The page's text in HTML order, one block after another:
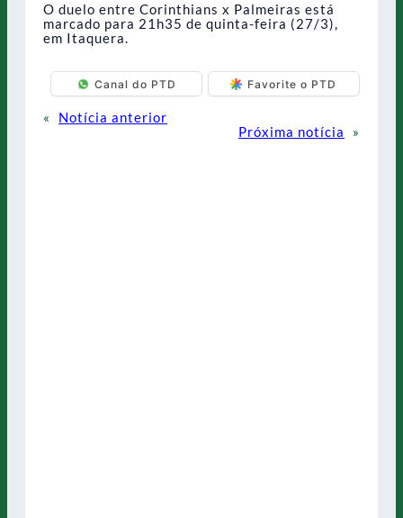
O duelo entre Corinthians x Palmeiras está
marcado para 21h35 de quinta-feira (27/3),
em Itaquera.
Canal do PTD Favorite o PTD
«
Notícia anterior
Próxima notícia
»